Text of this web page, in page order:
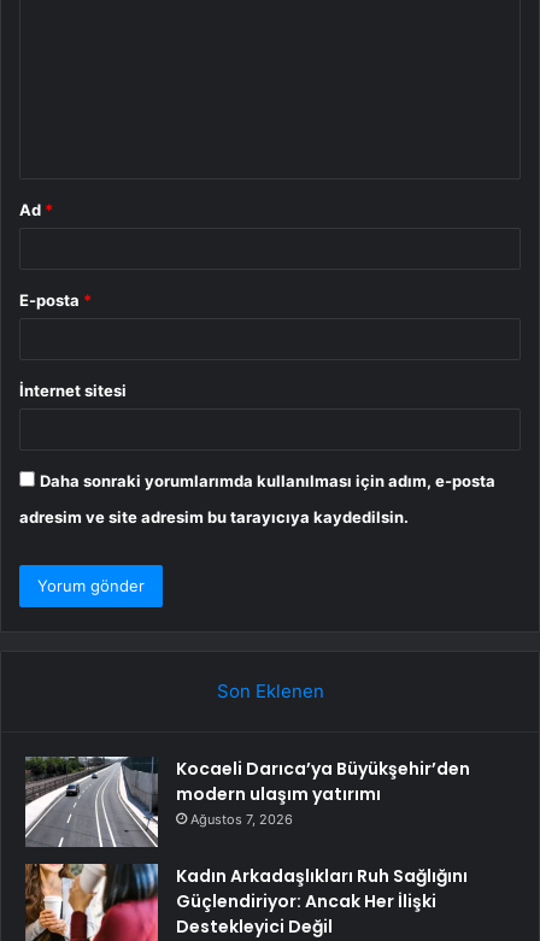
Ad *
E-posta *
İnternet sitesi
Daha sonraki yorumlarımda kullanılması için adım, e-posta
adresim ve site adresim bu tarayıcıya kaydedilsin.
Son Eklenen
Kocaeli Darıca’ya Büyükşehir’den
modern ulaşım yatırımı
Ağustos 7, 2026
Kadın Arkadaşlıkları Ruh Sağlığını
Güçlendiriyor: Ancak Her İlişki
Destekleyici Değil